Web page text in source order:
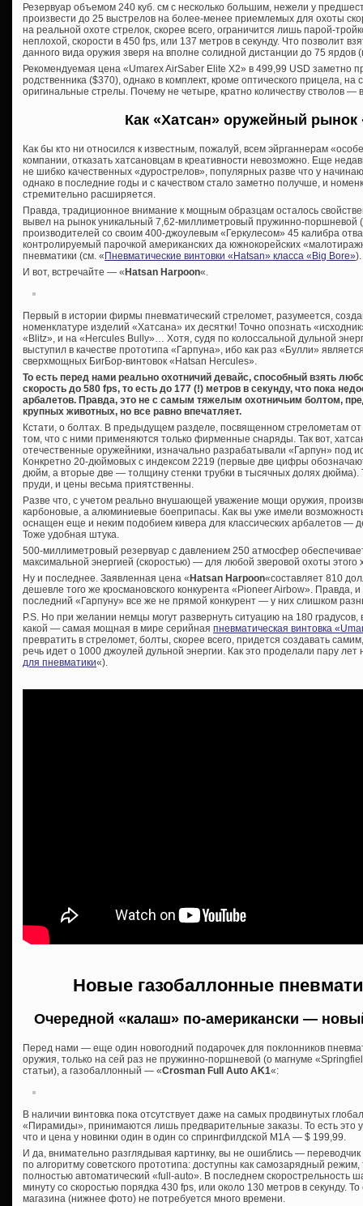
Резервуар объемом 240 куб. см с несколько большим, нежели у
произвести до 25 выстрелов на более-менее приемлемых для охоты
на реальной охоте стрелок, скорее всего, ограничится лишь парой-
неплохой, скорости в 450 fps, или 137 метров в секунду. Что позволит
данного вида оружия зверя на вполне солидной дистанции до 75 ярдов
Рекомендуемая цена «Umarex AirSaber Elite X2» в 499,99 USD заметно
родственника ($370), однако в комплект, кроме оптического прицела,
оригинальные стрелы. Почему не четыре, кратно количеству стволов —
Как «Хатсан» оружейный рынок
Как бы кто ни относился к известным, пожалуй, всем эйрганнерам
компании, отказать хатсановцам в креативности невозможно. Еще
не шибко качественных «дурострелов», популярных разве что у
однако в последние годы и с качеством стало заметно получше, и
стремительно расширяется.
Правда, традиционное внимание к мощным образцам осталось
вывел на рынок уникальный 7,62-миллиметровый пружинно-поршневой
производителей со своим 400-джоулевым «Геркулесом» 45 калибра
контролируемый парочкой американских да южнокорейских
пневматики (см. «Пневматические винтовки «Hatsan» класса «Big Bore»).
И вот, встречайте — «Hatsan Harpoon«.
Первый в истории фирмы пневматический стреломет, разумеется,
номенклатуре изделий «Хатсана» их десятки! Точно опознать
«Blitz», и на «Hercules Bully»… Хотя, судя по колоссальной дульной
выступил в качестве прототипа «Гарпуна», ибо как раз «Булли»
сверхмощных БигБор-винтовок «Hatsan Hercules».
То есть перед нами реально охотничий девайс, способный взять
скорость до 580 fps, то есть до 177 (!) метров в секунду, что пока
арбалетов. Правда, это не с самым тяжелым охотничьим болтом,
крупных животных, но все равно впечатляет.
Кстати, о болтах. В предыдущем разделе, посвященном стрелометам от
том, что с ними применяются только фирменные снаряды. Так вот,
отечественные оружейники, изначально разрабатывали «Гарпун» под
Конкретно 20-дюймовых с индексом 2219 (первые две цифры
дюйм, а вторые две — толщину стенки трубки в тысячных долях дюйма).
пруди, и цены весьма приятственны.
Разве что, с учетом реально внушающей уважение мощи оружия,
карбоновые, а алюминиевые боеприпасы. Как вы уже имели
оснащен еще и неким подобием кивера для классических арбалетов —
Тоже удобная штука.
500-миллиметровый резервуар с давлением 250 атмосфер
максимальной энергией (скоростью) — для любой зверовой охоты этого
Ну и последнее. Заявленная цена «Hatsan Harpoon«составляет 810
дешевле того же кросмановского конкурента «Pioneer Airbow». Правда,
последний «Гарпуну» все же не прямой конкурент — у них слишком
P.S. Но при желании немцы могут развернуть ситуацию на 180 градусов,
какой — самая мощная в мире серийная пневматическая винтовка
превратить в стреломет, болты, скорее всего, придется создавать
речь идет о 1000 джоулей дульной энергии. Как это проделали пару
для пневматики«).
Новые газобаллонные
Очередной «калаш» по-американски —
Перед нами — еще один новогодний подарочек для поклонников
оружия, только на сей раз не пружинно-поршневой (о магнуме
статьи), а газобаллонный — «Crosman Full Auto AK1«:
В наличии винтовка пока отсутствует даже на самых продвинутых
«Пирамиды», принимаются лишь предварительные заказы. То есть это
что и цена у новинки один в один со спрингфилдской М1А — $ 199,99.
И да, внимательно разглядывая картинку, вы не ошиблись —
по алгоритму советского прототипа: доступны как самозарядный
полностью автоматический «full-auto». В последнем скорострельность
минуту со скоростью порядка 430 fps, или около 130 метров в секунду.
магазина (нижнее фото) не потребуется много времени.